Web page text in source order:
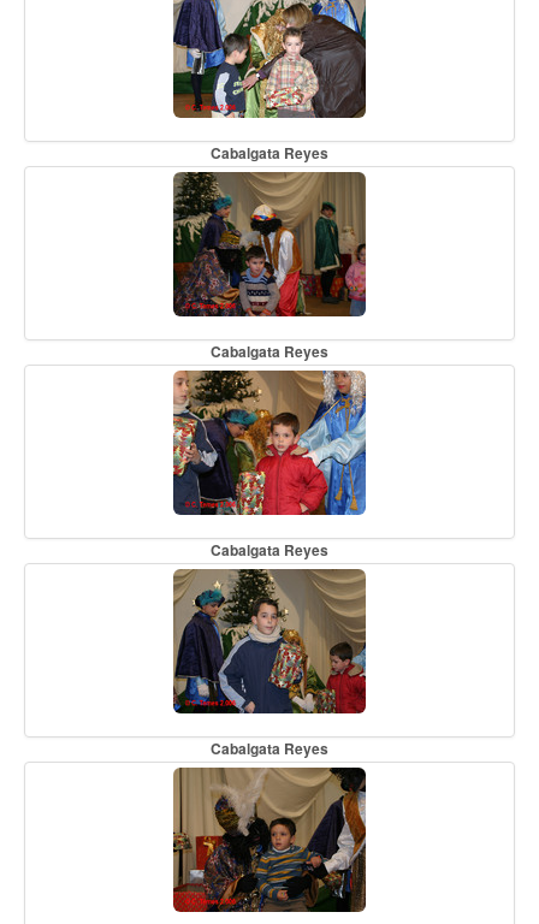
Cabalgata Reyes
Cabalgata Reyes
Cabalgata Reyes
Cabalgata Reyes